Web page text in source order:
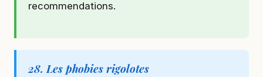
recommendations.
28. Les phobies rigolotes